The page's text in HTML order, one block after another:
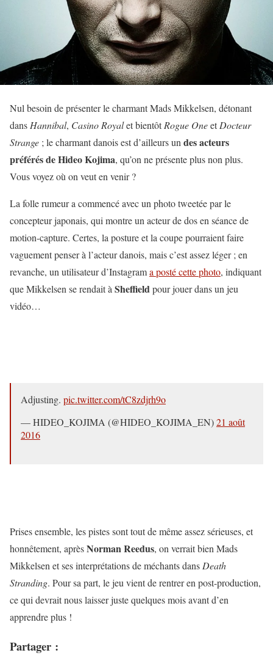
Nul besoin de présenter le charmant Mads Mikkelsen, détonant
dans Hannibal, Casino Royalet bientôtRogue OneetDocteur
Strange ; le charmant danois est d’ailleurs un des acteurs
préférés de Hideo Kojima, qu’on ne présente plus non plus.
Vous voyez où on veut en venir ?
La folle rumeur a commencé avec un photo tweetée par le
concepteur japonais, qui montre un acteur de dos en séance de
motion-capture. Certes, la posture et la coupe pourraient faire
vaguement penser à l’acteur danois, mais c’est assez léger ; en
revanche, un utilisateur d’Instagrama posté cette photo, indiquant
que Mikkelsen se rendait à Sheffieldpour jouer dans un jeu
vidéo…
Adjusting. pic.twitter.com/tC8zdjrh9o
— HIDEO_KOJIMA (@HIDEO_KOJIMA_EN)21 août
2016
Prises ensemble, les pistes sont tout de même assez sérieuses, et
honnêtement, aprèsNorman Reedus, on verrait bien Mads
Mikkelsen et ses interprétations de méchants dans Death
Stranding. Pour sa part, le jeu vient de rentrer en post-production,
ce qui devrait nous laisser juste quelques mois avant d’en
apprendre plus !
Partager :